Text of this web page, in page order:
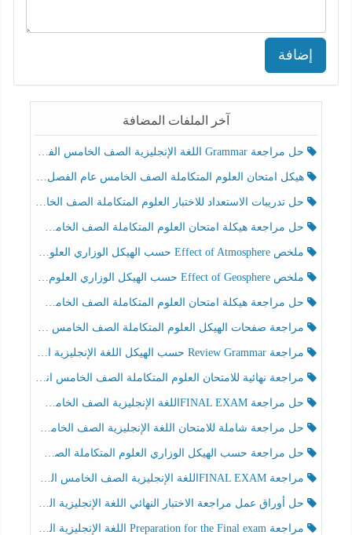
إضافة
آخر الملفات المضافة
حل مراجعة Grammar اللغة الإنجليزية الصف الخامس الفصل الثالث
هيكل امتحان العلوم المتكاملة الصف الخامس عام الفصل الدراسي الثالث 2025-2026
حل تدريبات الاستعداد للاختبار العلوم المتكاملة الصف الخامس عام الفصل الثالث
حل مراجعة هيكلة امتحان العلوم المتكاملة الصف الخامس انسبير الفصل الثالث
ملخص Effect of Atmosphere حسب الهيكل الوزاري العلوم المتكاملة الصف الخامس انسبير الفصل الثالث
ملخص Effect of Geosphere حسب الهيكل الوزاري العلوم المتكاملة الصف الخامس انسبير الفصل الثالث
حل مراجعة هيكلة امتحان العلوم المتكاملة الصف الخامس عام الفصل الثالث
مراجعة صفحات الهيكل العلوم المتكاملة الصف الخامس انسبير الفصل الثالث
مراجعة Review Grammar حسب الهيكل اللغة الإنجليزية الصف الخامس الفصل الثالث
مراجعة نهائية للامتحان العلوم المتكاملة الصف الخامس انسبير الفصل الثالث
حل مراجعة FINAL EXAMاللغة الإنجليزية الصف الخامس الفصل الثالث
حل مراجعة شاملة للامتحان اللغة الإنجليزية الصف الخامس الفصل الثالث
حل مراجعة حسب الهيكل الوزاري العلوم المتكاملة الصف الخامس عام الفصل الثالث
مراجعة FINAL EXAMاللغة الإنجليزية الصف الخامس الفصل الثالث
حل أوراق عمل مراجعة الاختبار النهائي اللغة الإنجليزية الصف الرابع الفصل الثالث
مراجعة Preparation for the Final exam اللغة الإنجليزية الصف الرابع الفصل الثالث